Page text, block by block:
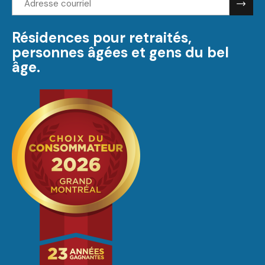
courriel:
Résidences pour retraités,
personnes âgées et gens du bel
âge.